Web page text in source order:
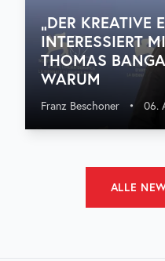
„DER KREATIVE
INTERESSIERT
THOMAS
WARUM
Franz Beschoner • 06.
ALLE